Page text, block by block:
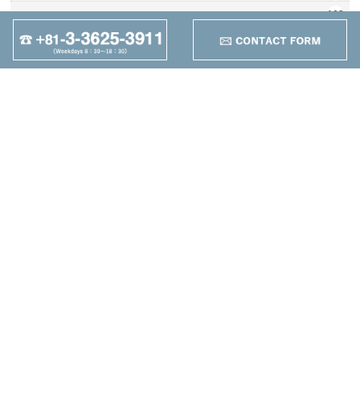
Werkzeugbezogen
162
+
Anders